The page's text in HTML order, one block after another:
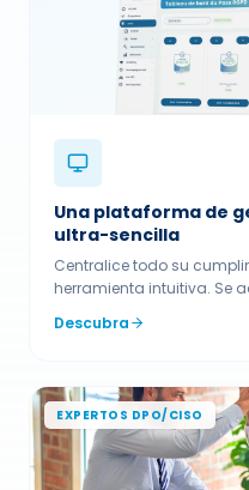
Una plataforma de
ultra-sencilla
Centralice todo su
herramienta intuitiva. Se
los sistemas dispersos.
Descubra
EXPERTOS DPO/CISO